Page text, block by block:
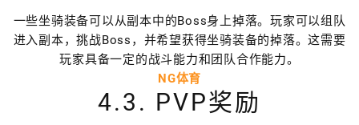
一些坐骑装备可以从副本中的Boss身上掉落。玩家可以组队
进入副本，挑战Boss，并希望获得坐骑装备的掉落。这需要
玩家具备一定的战斗能力和团队合作能力。
NG体育
4.3. PVP奖励